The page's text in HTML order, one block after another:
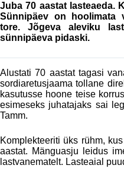
Juba 70 aastat lasteaeda.
Sünnipäev on hoolimata
tore. Jõgeva aleviku
sünnipäeva pidaski.
Alustati 70 aastat tagasi
sordiaretusjaama tollane
kasutusse hoone teise
esimeseks juhatajaks sai
Tamm.
Komplekteeriti üks rühm,
aastat. Mänguasju leidus
lastvanematelt. Lasteaial